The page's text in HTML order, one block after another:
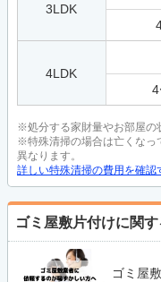
3LDK
4LDK
4
※処分する家財量やお部屋の
※特殊清掃の場合は亡くなっ
異なります。
詳しい特殊清掃の費用を確認
ゴミ屋敷片付けに関
ゴミ屋